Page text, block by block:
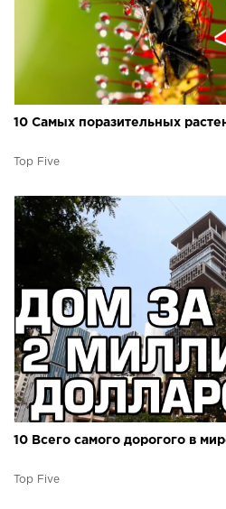
10 Самых поразительных
Top Five
10 Всего самого дорогого в
Top Five